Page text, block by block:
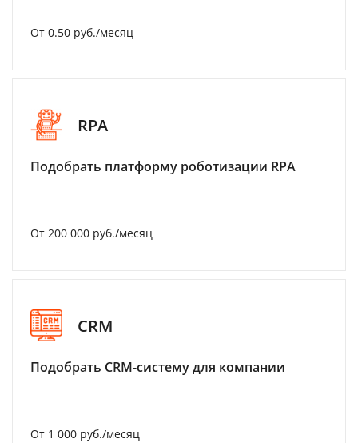
От 0.50 руб./месяц
RPA
Подобрать платформу роботизации RPA
От 200 000 руб./месяц
CRM
Подобрать CRM-систему для компании
От 1 000 руб./месяц